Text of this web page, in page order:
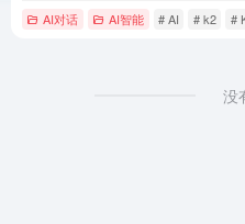
AI对话 AI智能 # AI # k2 #
没